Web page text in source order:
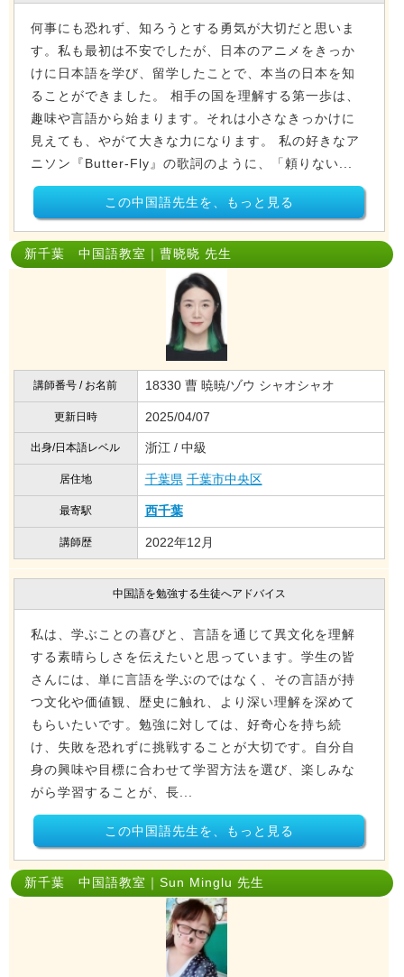
何事にも恐れず、知ろうとする勇気が大切だと思いま
す。私も最初は不安でしたが、日本のアニメをきっか
けに日本語を学び、留学したことで、本当の日本を知
ることができました。 相手の国を理解する第一歩は、
趣味や言語から始まります。それは小さなきっかけに
見えても、やがて大きな力になります。 私の好きなア
ニソン『Butter-Fly』の歌詞のように、「頼りない...
この中国語先生を、もっと見る
新千葉 中国語教室｜曹晓晓 先生
講師番号 / お名前 18330 曹 暁暁/ゾウ シャオシャオ
更新日時 2025/04/07
出身/日本語レベル 浙江 / 中級
居住地 千葉県 千葉市中央区
最寄駅 西千葉
講師歴 2022年12月
中国語を勉強する生徒へアドバイス
私は、学ぶことの喜びと、言語を通じて異文化を理解
する素晴らしさを伝えたいと思っています。学生の皆
さんには、単に言語を学ぶのではなく、その言語が持
つ文化や価値観、歴史に触れ、より深い理解を深めて
もらいたいです。勉強に対しては、好奇心を持ち続
け、失敗を恐れずに挑戦することが大切です。自分自
身の興味や目標に合わせて学習方法を選び、楽しみな
がら学習することが、長...
この中国語先生を、もっと見る
新千葉 中国語教室｜Sun Minglu 先生